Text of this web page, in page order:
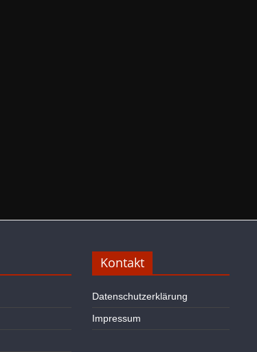
Kontakt
Datenschutzerklärung
Impressum